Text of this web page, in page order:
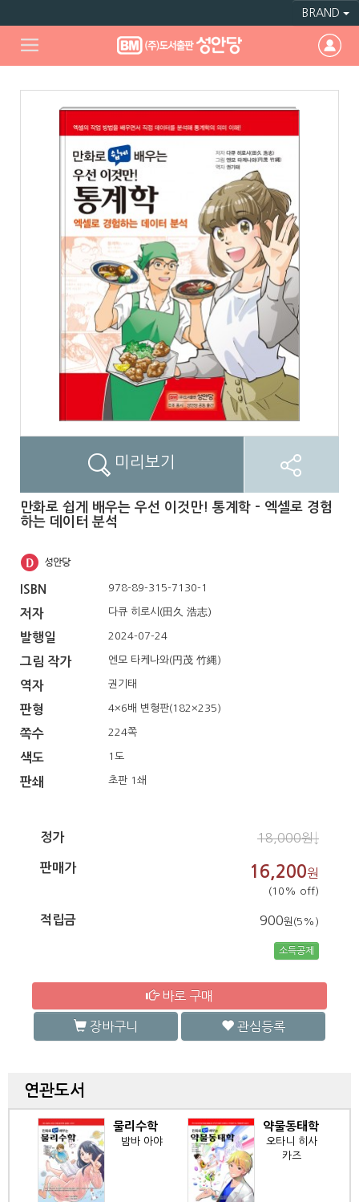
BRAND
미리보기
만화로 쉽게 배우는 우선 이것만! 통계학 - 엑셀로 경험
하는 데이터 분석
ISBN 978-89-315-7130-1
저자 다큐 히로시(田久 浩志)
발행일 2024-07-24
그림 작가 엔모 타케나와(円茂 竹縄)
역자 권기태
판형 4×6배 변형판(182×235)
쪽수 224쪽
색도 1도
판쇄 초판 1쇄
정가 18,000원↓
판매가 16,200원
(10% off)
적립금 900원(5%)
소득공제
바로 구매
장바구니 관심등록
연관도서
약물동태학
오타니 히사
보건통계학
[제2판]
다큐 히로시,